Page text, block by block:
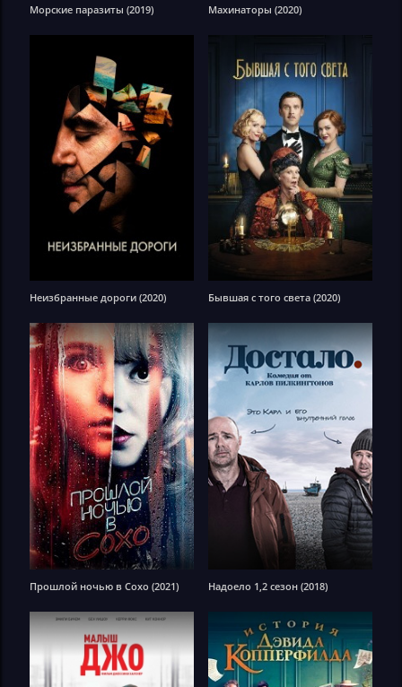
Морские паразиты (2019) Махинаторы (2020)
Неизбранные дороги (2020) Бывшая с того света (2020)
Прошлой ночью в Сохо (2021) Надоело 1,2 сезон (2018)